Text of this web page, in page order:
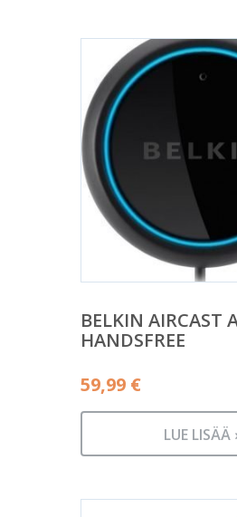
BELKIN AIRCAST
HANDSFREE
59,99 €
LUE LISÄÄ